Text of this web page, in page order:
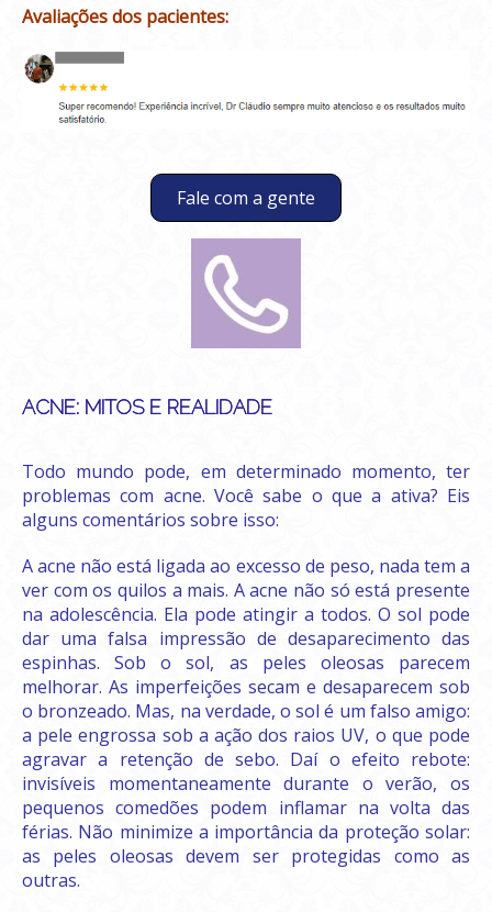
Avaliações dos pacientes:
Fale com a gente
ACNE: MITOS E REALIDADE
Todo mundo pode, em determinado momento, ter
problemas com acne. Você sabe o que a ativa? Eis
alguns comentários sobre isso:
A acne não está ligada ao excesso de peso, nada tem a
ver com os quilos a mais. A acne não só está presente
na adolescência. Ela pode atingir a todos. O sol pode
dar uma falsa impressão de desaparecimento das
espinhas. Sob o sol, as peles oleosas parecem
melhorar. As imperfeições secam e desaparecem sob
o bronzeado. Mas, na verdade, o sol é um falso amigo:
a pele engrossa sob a ação dos raios UV, o que pode
agravar a retenção de sebo. Daí o efeito rebote:
invisíveis momentaneamente durante o verão, os
pequenos comedões podem inflamar na volta das
férias. Não minimize a importância da proteção solar:
as peles oleosas devem ser protegidas como as
outras.